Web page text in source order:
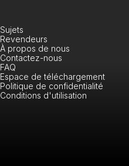
À propos de nous
Sujets
Revendeurs
Contactez-nous
FAQ
Espace de téléchargement
Politique de confidentialité
Conditions d'utilisation